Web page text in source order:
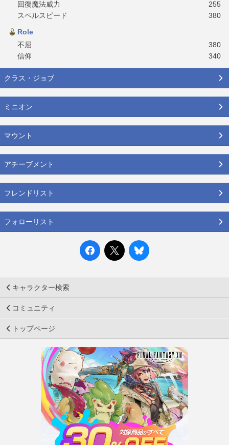
回復魔法威力
255
スペルスピード
380
Role
不屈
380
信仰
340
クラス・ジョブ
ミニオン
マウント
アチーブメント
フレンドリスト
フォローリスト
キャラクター検索
コミュニティ
トップページ